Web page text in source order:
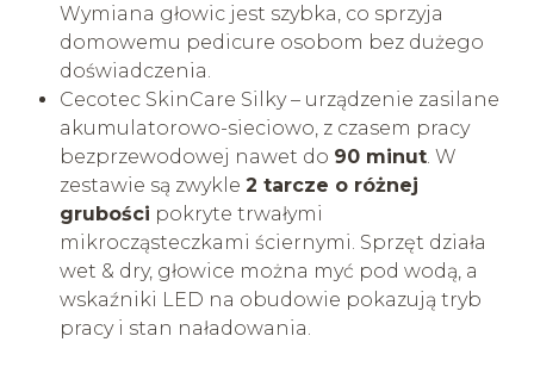
Wymiana głowic jest szybka, co sprzyja
domowemu pedicure osobom bez dużego
doświadczenia.
Cecotec SkinCare Silky – urządzenie zasilane
akumulatorowo-sieciowo, z czasem pracy
bezprzewodowej nawet do 90 minut. W
zestawie są zwykle 2 tarcze o różnej
grubości pokryte trwałymi
mikrocząsteczkami ściernymi. Sprzęt działa
wet & dry, głowice można myć pod wodą, a
wskaźniki LED na obudowie pokazują tryb
pracy i stan naładowania.